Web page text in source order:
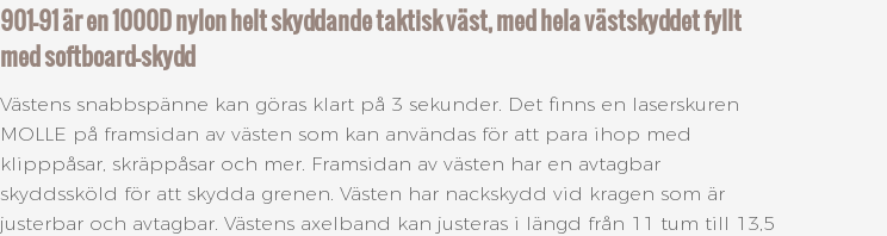
901-91 är en 1000D nylon helt skyddande taktisk väst, med hela västskyddet fyllt
med softboard-skydd
Västens snabbspänne kan göras klart på 3 sekunder. Det finns en laserskuren
MOLLE på framsidan av västen som kan användas för att para ihop med
klipppåsar, skräppåsar och mer. Framsidan av västen har en avtagbar
skyddssköld för att skydda grenen. Västen har nackskydd vid kragen som är
justerbar och avtagbar. Västens axelband kan justeras i längd från 11 tum till 13,5